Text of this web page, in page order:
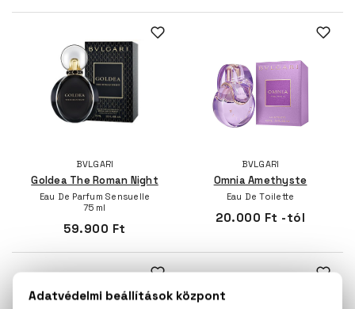
BVLGARI
Goldea The Roman Night
Eau De Parfum Sensuelle
75 ml
59.900 Ft
BVLGARI
Omnia Amethyste
Eau De Toilette
20.000 Ft -tól